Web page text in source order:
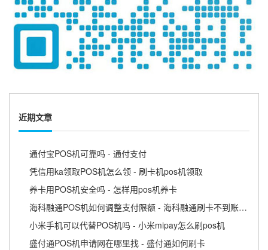
近期文章
通付宝POS机可靠吗 - 通付支付
凭信用ka领取POS机怎么领 - 刷卡机pos机领取
养卡用POS机安全吗 - 怎样用pos机养卡
海科融通POS机如何调整支付限额 - 海科融通刷卡不到账怎么办
小米手机可以代替POS机吗 - 小米mipay怎么刷pos机
盛付通POS机申请网在哪里找 - 盛付通如何刷卡